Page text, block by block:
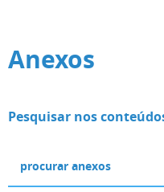
Anexos
Pesquisar nos